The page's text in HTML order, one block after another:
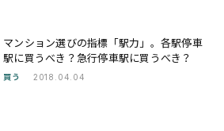
マンション選びの指標「駅力」。各駅停車
駅に買うべき？急行停車駅に買うべき？
買う 2018.04.04